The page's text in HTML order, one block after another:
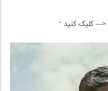
<— کلیک کنید “